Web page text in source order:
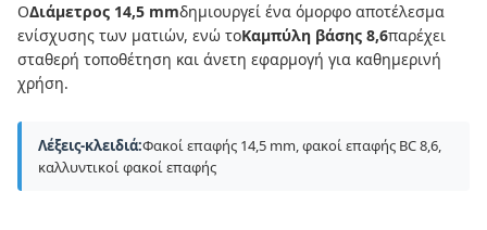
ΟΔιάμετρος 14,5 mmδημιουργεί ένα όμορφο αποτέλεσμα
ενίσχυσης των ματιών, ενώ τοΚαμπύλη βάσης 8,6παρέχει
σταθερή τοποθέτηση και άνετη εφαρμογή για καθημερινή
χρήση.
Λέξεις-κλειδιά:Φακοί επαφής 14,5 mm, φακοί επαφής BC 8,6,
καλλυντικοί φακοί επαφής